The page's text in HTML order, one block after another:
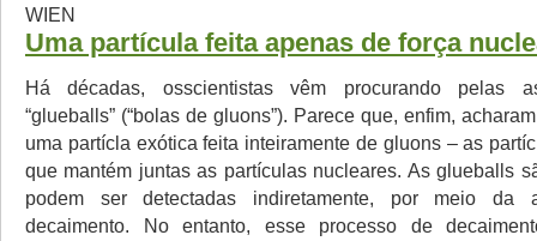
WIEN
Uma partícula feita apenas de força
Há décadas, osscientistas vêm procurando pelas
“glueballs” (“bolas de gluons”). Parece que, enfim,
uma partícla exótica feita inteiramente de gluons – as
que mantém juntas as partículas nucleares. As glueballs
podem ser detectadas indiretamente, por meio da
decaimento. No entanto, esse processo de